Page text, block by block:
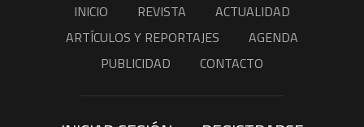
INICIO REVISTA
ACTUALIDAD
ARTÍCULOS Y REPORTAJES
AGENDA
PUBLICIDAD
CONTACTO